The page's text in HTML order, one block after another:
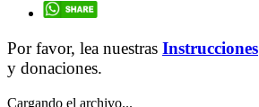
Por favor, lea nuestras Instrucciones
y donaciones.
Cargando el archivo...